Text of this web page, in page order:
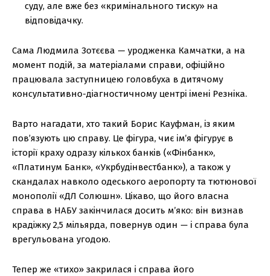
суду, але вже без «кримінального тиску» на
відповідачку.
Сама Людмила Зотєєва — уродженка Камчатки, а на
момент подій, за матеріалами справи, офіційно
працювала заступницею головбуха в дитячому
консультативно-діагностичному центрі імені Резніка.
Варто нагадати, хто такий Борис Кауфман, із яким
пов’язують цю справу. Це фігура, чиє ім’я фігурує в
історії краху одразу кількох банків («Фінбанк»,
«Платинум Банк», «Укрбудінвестбанк»), а також у
скандалах навколо одеського аеропорту та тютюнової
монополії «ДЛ Солюшн». Цікаво, що його власна
справа в НАБУ закінчилася досить м’яко: він визнав
крадіжку 2,5 мільярда, повернув один — і справа була
врегульована угодою.
Тепер же «тихо» закрилася і справа його